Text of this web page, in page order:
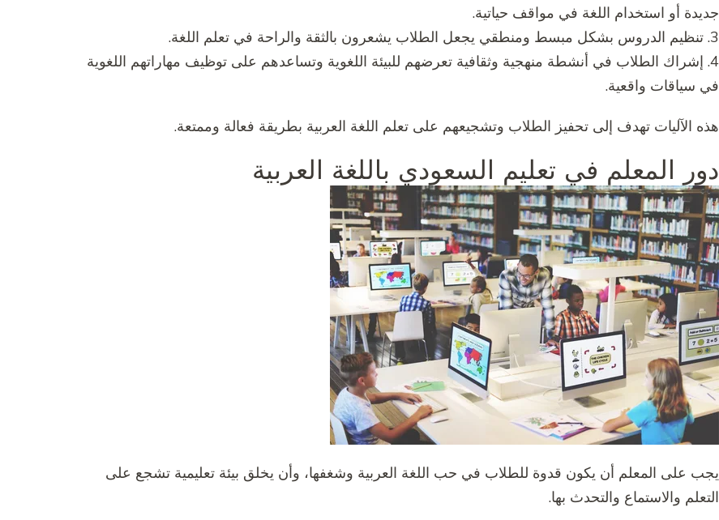
جديدة أو استخدام اللغة في مواقف حياتية.
3. تنظيم الدروس بشكل مبسط ومنطقي يجعل الطلاب يشعرون بالثقة والراحة في تعلم اللغة.
4. إشراك الطلاب في أنشطة منهجية وثقافية تعرضهم للبيئة اللغوية وتساعدهم على توظيف مهاراتهم اللغوية
في سياقات واقعية.
هذه الآليات تهدف إلى تحفيز الطلاب وتشجيعهم على تعلم اللغة العربية بطريقة فعالة وممتعة.
دور المعلم في تعليم السعودي باللغة العربية
يجب على المعلم أن يكون قدوة للطلاب في حب اللغة العربية وشغفها، وأن يخلق بيئة تعليمية تشجع على
التعلم والاستماع والتحدث بها.